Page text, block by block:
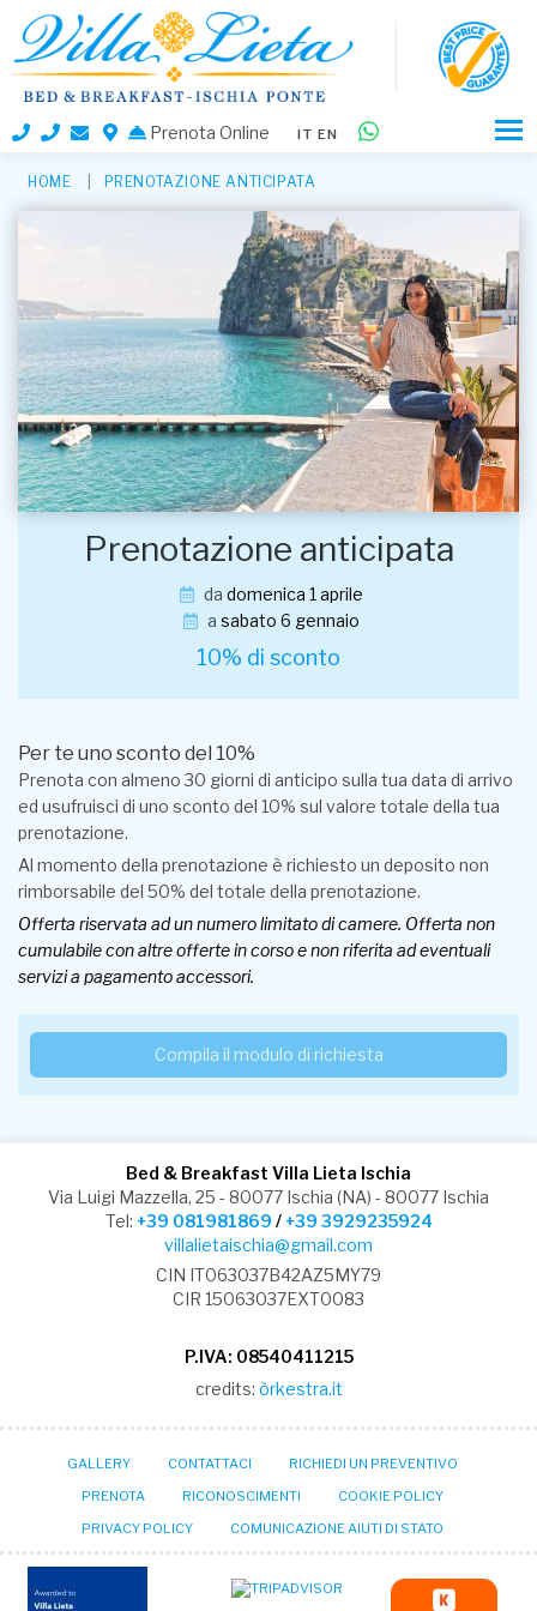
Prenota Online IT EN
HOME PRENOTAZIONE ANTICIPATA
Prenotazione anticipata
dadomenica 1 aprile
asabato 6 gennaio
10% di sconto
Per te uno sconto del 10%
Prenota con almeno 30 giorni di anticipo sulla tua data di arrivo
ed usufruisci di uno sconto del 10% sul valore totale della tua
prenotazione.
Al momento della prenotazione è richiesto un deposito non
rimborsabile del 50% del totale della prenotazione.
Offerta riservata ad un numero limitato di camere. Offerta non
cumulabile con altre offerte in corso e non riferita ad eventuali
servizi a pagamento accessori.
Compila il modulo di richiesta
Bed & Breakfast Villa Lieta Ischia
Via Luigi Mazzella, 25 - 80077 Ischia (NA) - 80077 Ischia
Tel: +39 081981869 /+39 3929235924
villalietaischia@gmail.com
CIN IT063037B42AZ5MY79
CIR 15063037EXT0083
P.IVA: 08540411215
credits: òrkestra.it
GALLERY CONTATTACI
RICHIEDI UN PREVENTIVO
PRENOTA
RICONOSCIMENTI
COOKIE POLICY
PRIVACY POLICY
COMUNICAZIONE AIUTI DI STATO